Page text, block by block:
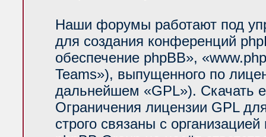
Наши форумы работают под
для создания конференций
обеспечение phpBB»,
Teams»), выпущенного по
дальнейшем «GPL»). Скачать
Ограничения лицензии GPL
строго связаны с